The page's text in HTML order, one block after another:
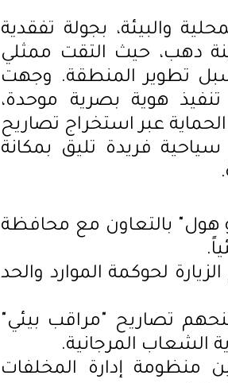
والبيئة، بجولة تفقدية
دهب، حيث التقت ممثلي
سبل تطوير المنطقة. وجهت
هوية بصرية موحدة،
عبر استخراج تصاريح
فريدة تليق بمكانة
هول" بالتعاون مع محافظة
لحوكمة الموارد والحد
تصاريح "مراقب بيئي"
الشعاب المرجانية.
إدارة المخلفات